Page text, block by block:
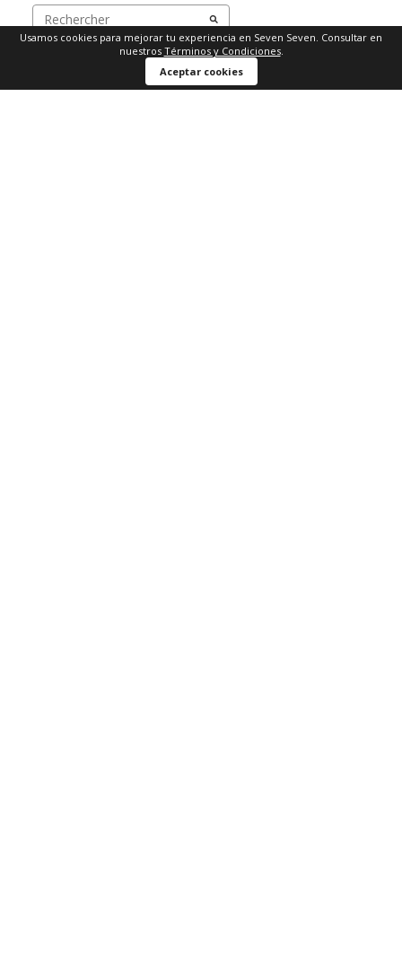
Comprar ahora
Usamos cookies para mejorar tu experiencia en Seven Seven. Consultar en
nuestros Términos y Condiciones.
Aceptar cookies